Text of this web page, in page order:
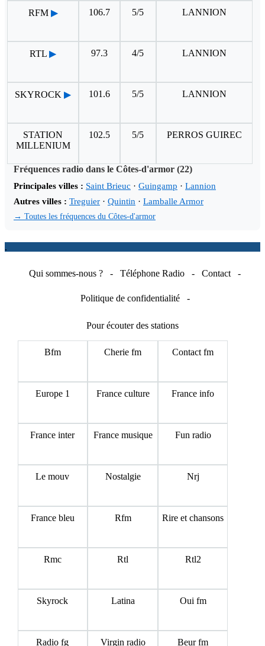
RFM ▶ 106.7 5/5 LANNION
RTL ▶ 97.3 4/5 LANNION
SKYROCK ▶ 101.6 5/5 LANNION
STATION
MILLENIUM
102.5 5/5 PERROS GUIREC
Fréquences radio dans le Côtes-d'armor (22)
Principales villes : Saint Brieuc · Guingamp · Lannion
Autres villes : Treguier · Quintin · Lamballe Armor
→ Toutes les fréquences du Côtes-d'armor
.
Qui sommes-nous ? - Téléphone Radio - Contact -
Politique de confidentialité -
Pour écouter des stations
Bfm Cherie fm Contact fm
Europe 1 France culture France info
France inter France musique Fun radio
Le mouv Nostalgie Nrj
France bleu Rfm Rire et chansons
Rmc Rtl Rtl2
Skyrock Latina Oui fm
Radio fg Virgin radio Beur fm